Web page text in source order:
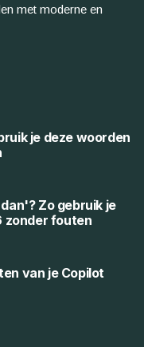
met moderne en
je deze woorden
Zo gebruik je
zonder fouten
van je Copilot